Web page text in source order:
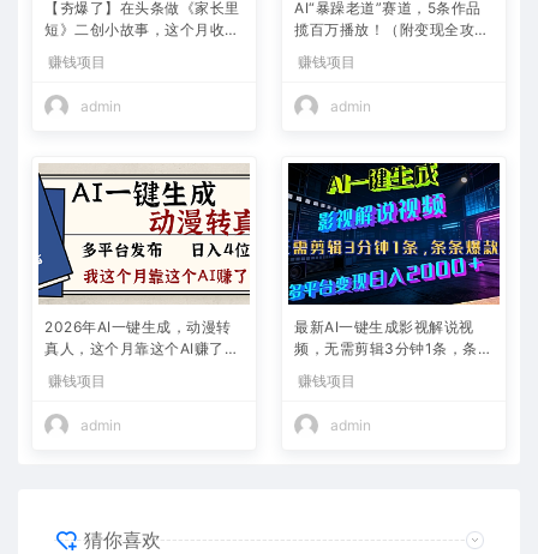
【夯爆了】在头条做《家长里
短》二创小故事，这个月收益
2w+
赚钱项目
admin
AI“暴躁老道”赛道，5条作品
揽百万播放！（附变现全攻
略）
赚钱项目
admin
2026年AI一键生成，动漫转
真人，这个月靠这个AI赚了2
赚钱项目
admin
最新AI一键生成影视解说视
频，无需剪辑3分钟1条，条条
+
赚钱项目
admin
猜你喜欢